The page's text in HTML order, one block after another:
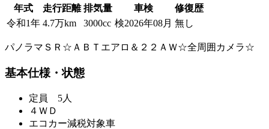
年式
走行距離 排気量 車検
修復歴
令和1年 4.7万km 3000cc 検2026年08月 無し
パノラマＳＲ☆ＡＢＴエアロ＆２２ＡＷ☆全周囲カメラ☆
基本仕様・状態
定員 5人
４ＷＤ
エコカー減税対象車